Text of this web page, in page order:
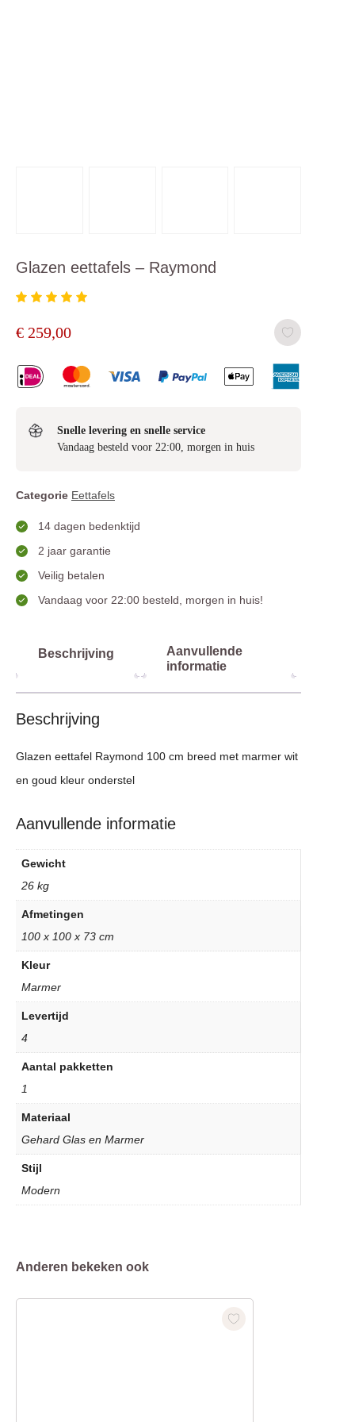
Glazen eettafels – Raymond
€ 259,00
Snelle levering en snelle service
Vandaag besteld voor 22:00, morgen in huis
Categorie Eettafels
14 dagen bedenktijd
2 jaar garantie
Veilig betalen
Vandaag voor 22:00 besteld, morgen in huis!
Beschrijving
Aanvullende
informatie
Beschrijving
Glazen eettafel Raymond 100 cm breed met marmer wit
en goud kleur onderstel
Aanvullende informatie
Gewicht
26 kg
Afmetingen
100 x 100 x 73 cm
Kleur
Marmer
Levertijd
4
Aantal pakketten
1
Materiaal
Gehard Glas en Marmer
Stijl
Modern
Anderen bekeken ook